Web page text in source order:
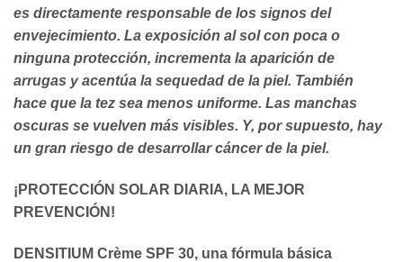
es directamente responsable de los signos del
envejecimiento. La exposición al sol con poca o
ninguna protección, incrementa la aparición de
arrugas y acentúa la sequedad de la piel. También
hace que la tez sea menos uniforme. Las manchas
oscuras se vuelven más visibles. Y, por supuesto, hay
un gran riesgo de desarrollar cáncer de la piel.
¡PROTECCIÓN SOLAR DIARIA, LA MEJOR
PREVENCIÓN!
DENSITIUM Crème SPF 30, una fórmula básica